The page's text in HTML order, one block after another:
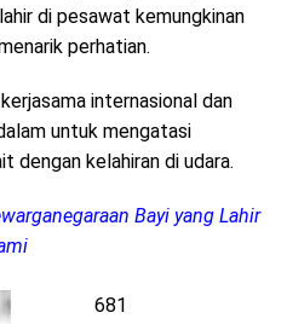
di pesawat kemungkinan
perhatian.
internasional dan
untuk mengatasi
dengan kelahiran di udara.
Bayi yang Lahir
681